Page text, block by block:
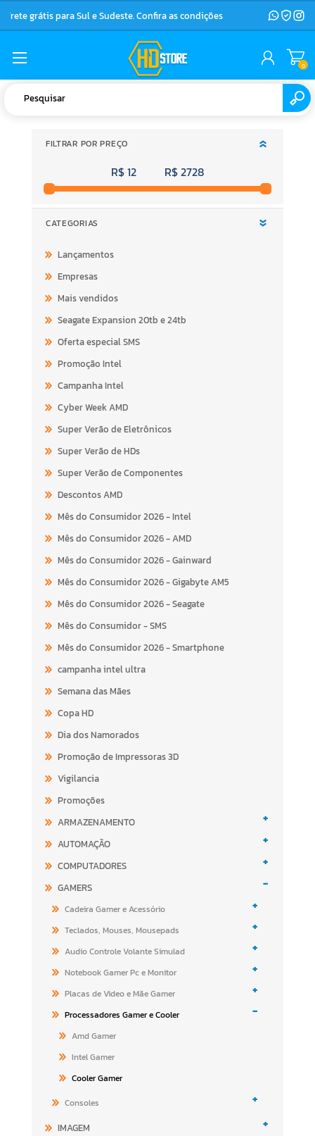
Frete grátis para Sul e Sudeste. Confira as condições
0
FILTRAR POR PREÇO
R$ 12 R$ 2728
CATEGORIAS
Lançamentos
Empresas
Mais vendidos
Seagate Expansion 20tb e 24tb
Oferta especial SMS
Promoção Intel
Campanha Intel
Cyber Week AMD
Super Verão de Eletrônicos
Super Verão de HDs
Super Verão de Componentes
Descontos AMD
Mês do Consumidor 2026 - Intel
Mês do Consumidor 2026 - AMD
Mês do Consumidor 2026 - Gainward
Mês do Consumidor 2026 - Gigabyte AM5
Mês do Consumidor 2026 - Seagate
Mês do Consumidor - SMS
Mês do Consumidor 2026 - Smartphone
campanha intel ultra
Semana das Mães
Copa HD
Dia dos Namorados
Promoção de Impressoras 3D
Vigilancia
Promoções
ARMAZENAMENTO
+
AUTOMAÇÃO +
COMPUTADORES +
GAMERS -
Cadeira Gamer e Acessório +
Teclados, Mouses, Mousepads +
Audio Controle Volante Simulad +
Notebook Gamer Pc e Monitor +
Placas de Video e Mãe Gamer +
Processadores Gamer e Cooler -
Amd Gamer
Intel Gamer
Cooler Gamer
Consoles
+
IMAGEM +